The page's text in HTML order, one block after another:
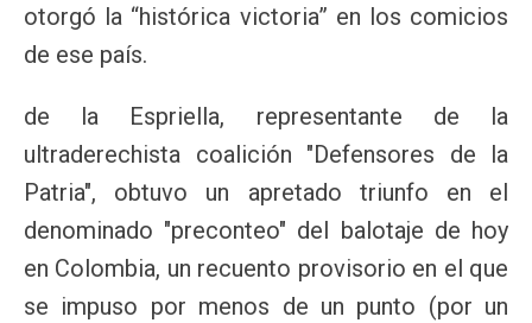
otorgó la “histórica victoria” en los comicios
de ese país.
de la Espriella, representante de la
ultraderechista coalición "Defensores de la
Patria", obtuvo un apretado triunfo en el
denominado "preconteo" del balotaje de hoy
en Colombia, un recuento provisorio en el que
se impuso por menos de un punto (por un